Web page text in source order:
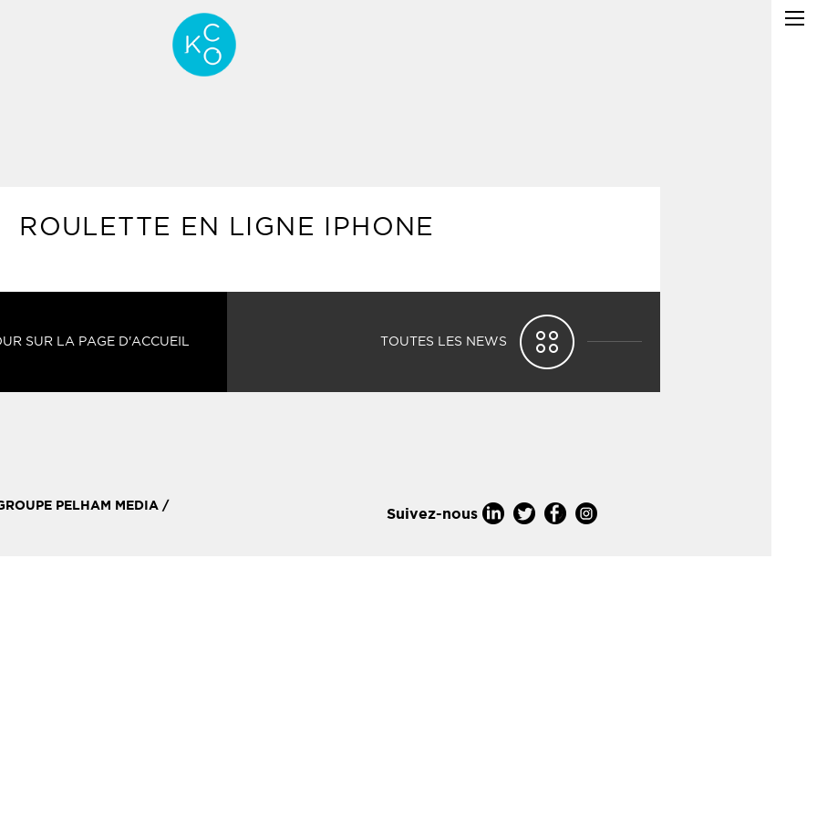
ROULETTE EN LIGNE IPHONE
SUR LA PAGE D'ACCUEIL TOUTES LES NEWS
PELHAM MEDIA / Suivez-nous